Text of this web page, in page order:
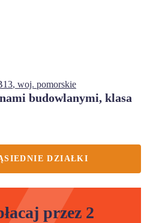
, woj. pomorskie
budowlanymi, klasa
DZIAŁKI
przez 2